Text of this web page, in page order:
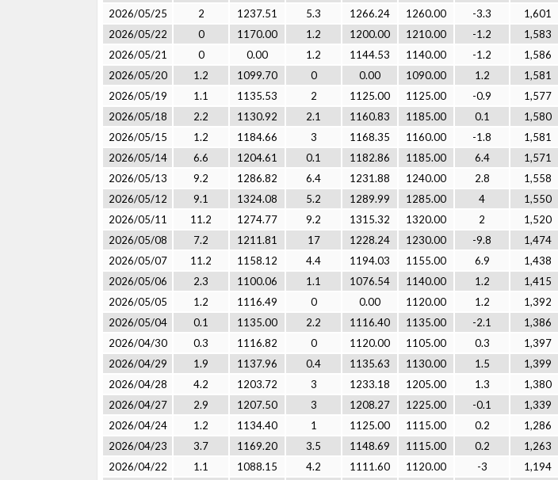
2026/05/25
2 1237.51 5.3 1266.24 1260.00 -3.3 1,601
2026/05/22
0 1170.00 1.2 1200.00 1210.00 -1.2 1,583
2026/05/21
0 0.00 1.2 1144.53 1140.00 -1.2 1,586
2026/05/20
1.2 1099.70 0 0.00 1090.00 1.2 1,581
2026/05/19
1.1 1135.53 2 1125.00 1125.00 -0.9 1,577
2026/05/18
2.2 1130.92 2.1 1160.83 1185.00 0.1 1,580
2026/05/15
1.2 1184.66 3 1168.35 1160.00 -1.8 1,581
2026/05/14
6.6 1204.61 0.1 1182.86 1185.00 6.4 1,571
2026/05/13
9.2 1286.82 6.4 1231.88 1240.00 2.8 1,558
2026/05/12
9.1 1324.08 5.2 1289.99 1285.00 4 1,550
2026/05/11
11.2 1274.77 9.2 1315.32 1320.00 2 1,520
2026/05/08
7.2 1211.81 17 1228.24 1230.00 -9.8 1,474
2026/05/07
11.2 1158.12 4.4 1194.03 1155.00 6.9 1,438
2026/05/06
2.3 1100.06 1.1 1076.54 1140.00 1.2 1,415
2026/05/05
1.2 1116.49 0 0.00 1120.00 1.2 1,392
2026/05/04
0.1 1135.00 2.2 1116.40 1135.00 -2.1 1,386
2026/04/30
0.3 1116.82 0 1120.00 1105.00 0.3 1,397
2026/04/29
1.9 1137.96 0.4 1135.63 1130.00 1.5 1,399
2026/04/28
4.2 1203.72 3 1233.18 1205.00 1.3 1,380
2026/04/27
2.9 1207.50 3 1208.27 1225.00 -0.1 1,339
2026/04/24
1.2 1134.40 1 1125.00 1115.00 0.2 1,286
2026/04/23
3.7 1169.20 3.5 1148.69 1115.00 0.2 1,263
2026/04/22
1.1 1088.15 4.2 1111.60 1120.00 -3 1,194